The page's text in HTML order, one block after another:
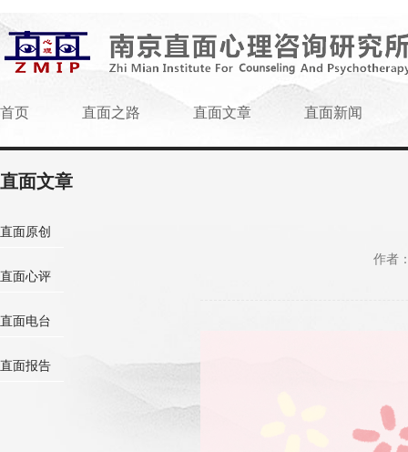
首页 直面之路 直面文章 直面新闻
直面文章
直面原创
直面心评
直面电台
直面报告
作者